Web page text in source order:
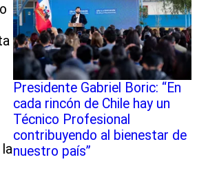
Presidente Gabriel Boric: “En
cada rincón de Chile hay un
Técnico Profesional
contribuyendo al bienestar de
nuestro país”